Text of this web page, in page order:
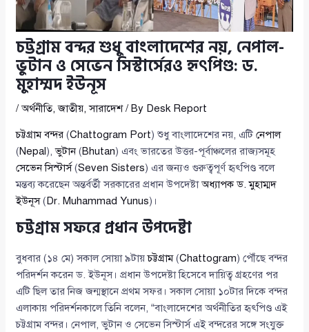
চট্টগ্রাম বন্দর শুধু বাংলাদেশের নয়, নেপাল-
ভুটান ও সেভেন সিস্টার্সেরও হৃৎপিণ্ড: ড.
মুহাম্মদ ইউনূস
/অর্থনীতি,জাতীয়,সারাদেশ/ By Desk Report
চট্টগ্রাম বন্দর (Chattogram Port) শুধু বাংলাদেশের নয়, এটিনেপাল
(Nepal ),ভুটান(Bhutan) এবং ভারতের উত্তর-পূর্বাঞ্চলের রাজ্যসমূহ
সেভেন সিস্টার্স(Seven Sisters) এর জন্যও গুরুত্বপূর্ণ হৃৎপিণ্ড বলে
মন্তব্য করেছেন অন্তর্বর্তী সরকারের প্রধান উপদেষ্টাঅধ্যাপক ড. মুহাম্মদ
ইউনূস( Dr. Muhammad Yunus)।
চট্টগ্রাম সফরে প্রধান উপদেষ্টা
বুধবার (১৪ মে) সকাল সোয়া ৯টায়চট্টগ্রাম(Chattogram) পৌঁছে বন্দর
পরিদর্শন করেন ড. ইউনূস। প্রধান উপদেষ্টা হিসেবে দায়িত্ব গ্রহণের পর
এটি ছিল তার নিজ জন্মস্থানে প্রথম সফর। সকাল সোয়া ১০টার দিকে বন্দর
এলাকায় পরিদর্শনকালে তিনি বলেন, “বাংলাদেশের অর্থনীতির হৃৎপিণ্ড এই
চট্টগ্রাম বন্দর। নেপাল, ভুটান ও সেভেন সিস্টার্স এই বন্দরের সঙ্গে সংযুক্ত